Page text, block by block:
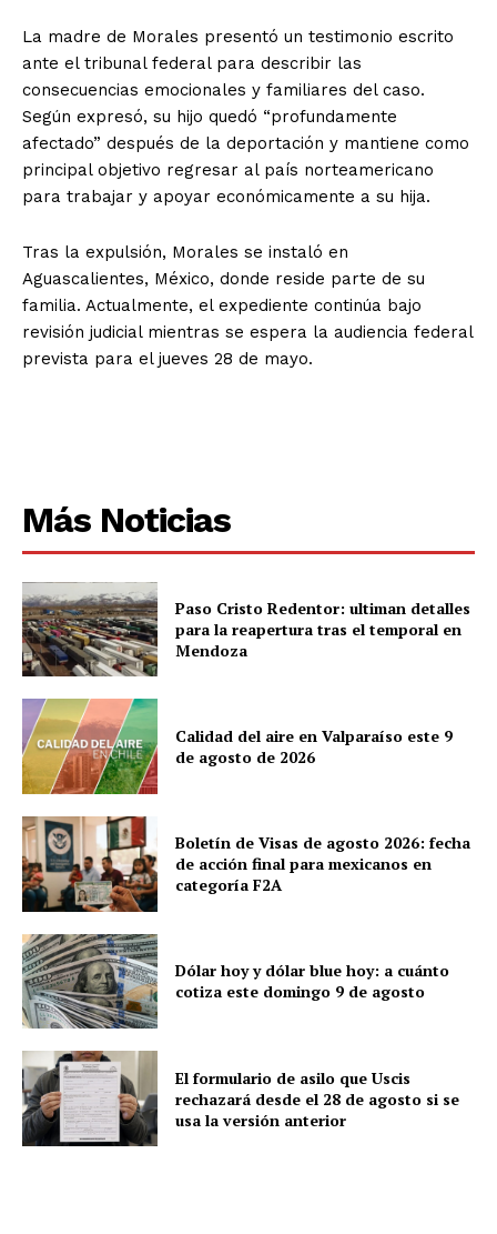
La madre de Morales presentó un testimonio escrito
ante el tribunal federal para describir las
consecuencias emocionales y familiares del caso.
Según expresó, su hijo quedó “profundamente
afectado” después de la deportación y mantiene como
principal objetivo regresar al país norteamericano
para trabajar y apoyar económicamente a su hija.
Tras la expulsión, Morales se instaló en
Aguascalientes, México, donde reside parte de su
familia. Actualmente, el expediente continúa bajo
revisión judicial mientras se espera la audiencia federal
prevista para el jueves 28 de mayo.
Más Noticias
Paso Cristo Redentor: ultiman detalles
para la reapertura tras el temporal en
Mendoza
Calidad del aire en Valparaíso este 9
de agosto de 2026
Boletín de Visas de agosto 2026: fecha
de acción final para mexicanos en
categoría F2A
Dólar hoy y dólar blue hoy: a cuánto
cotiza este domingo 9 de agosto
El formulario de asilo que Uscis
rechazará desde el 28 de agosto si se
usa la versión anterior